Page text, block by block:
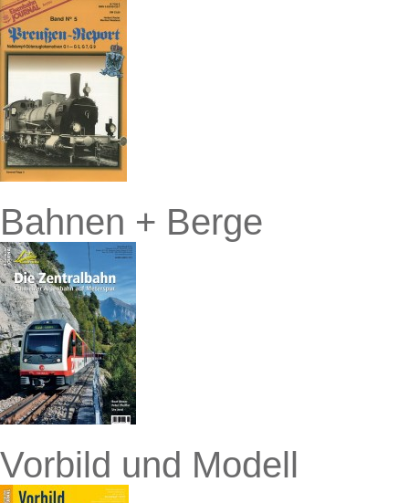
Bahnen + Berge
Vorbild und Modell